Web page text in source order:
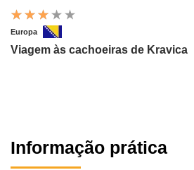
Europa
Viagem às cachoeiras de Kravica
Informação prática